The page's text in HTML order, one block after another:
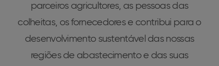
parceiros agricultores, as pessoas das
colheitas, os fornecedores e contribui para o
desenvolvimento sustentável das nossas
regiões de abastecimento e das suas